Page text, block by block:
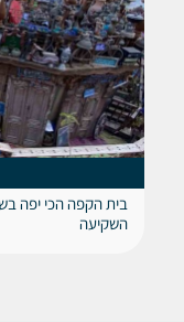
בית הקפה הכי יפה
השקיעה